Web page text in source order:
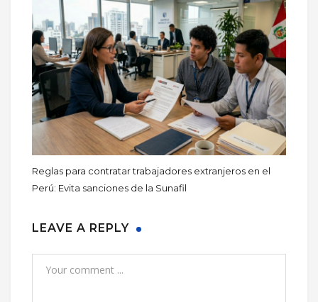
Reglas para contratar trabajadores extranjeros en el
Perú: Evita sanciones de la Sunafil
LEAVE A REPLY